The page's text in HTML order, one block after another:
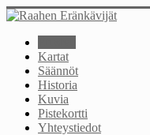
Kartat
Säännöt
Historia
Kuvia
Pistekortti
Yhteystiedot